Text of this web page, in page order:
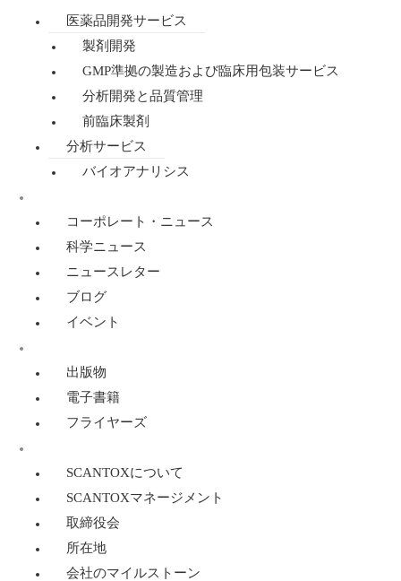
医薬品開発サービス
製剤開発
GMP準拠の製造および臨床用包装サービス
分析開発と品質管理
前臨床製剤
分析サービス
バイオアナリシス
コーポレート・ニュース
科学ニュース
ニュースレター
ブログ
イベント
出版物
電子書籍
フライヤーズ
SCANTOXについて
SCANTOXマネージメント
取締役会
所在地
会社のマイルストーン